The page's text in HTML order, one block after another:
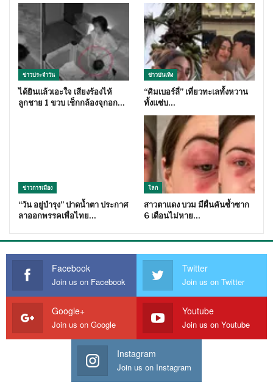
ข่าวประจำวัน
ได้ยินแล้วเอะใจ เสียงร้องไห้
ลูกชาย 1 ขวบ เช็กกล้องจุกอก…
ข่าวบันเทิง
“คิมเบอร์ลี่” เที่ยวทะเลทั้งหวาน
ทั้งแซ่บ…
ข่าวการเมือง
“วัน อยู่บำรุง” ปาดน้ำตา ประกาศ
ลาออกพรรคเพื่อไทย…
โลก
สาวตาแดง บวม มีผื่นคันซ้ำซาก
6 เดือนไม่หาย…
Facebook
Join us on Facebook
Twitter
Join us on Twitter
Google+
Join us on Google
Youtube
Join us on Youtube
Instagram
Join us on Instagram